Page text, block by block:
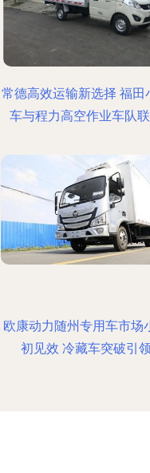
常德高效运输新选择 福田
车与程力高空作业车队
欧康动力随州专用车市场
初见效 冷藏车突破引